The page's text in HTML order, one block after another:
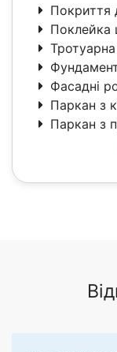
Покриття
Поклейка
Фасадні
Паркан з
Паркан з